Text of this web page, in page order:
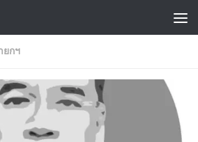
ยกฯ